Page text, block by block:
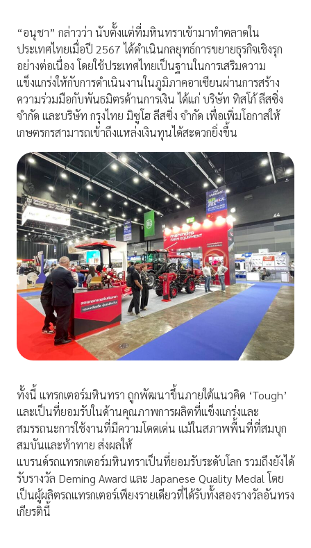
“อนุชา” กล่าวว่า นับตั้งแต่ที่มหินทราเข้ามาทำตลาดใน
ประเทศไทยเมื่อปี 2567 ได้ดำเนินกลยุทธ์การขยายธุรกิจเชิงรุก
อย่างต่อเนื่อง โดยใช้ประเทศไทยเป็นฐานในการเสริมความ
แข็งแกร่งให้กับการดำเนินงานในภูมิภาคอาเซียนผ่านการสร้าง
ความร่วมมือกับพันธมิตรด้านการเงิน ได้แก่ บริษัท ทิสโก้ ลีสซิ่ง
จำกัด และบริษัท กรุงไทย มิซูโฮ ลีสซิ่ง จำกัด เพื่อเพิ่มโอกาสให้
เกษตรกรสามารถเข้าถึงแหล่งเงินทุนได้สะดวกยิ่งขึ้น
ทั้งนี้ แทรกเตอร์มหินทรา ถูกพัฒนาขึ้นภายใต้แนวคิด ‘Tough’
และเป็นที่ยอมรับในด้านคุณภาพการผลิตที่แข็งแกร่งและ
สมรรถนะการใช้งานที่มีความโดดเด่น แม้ในสภาพพื้นที่ที่สมบุก
สมบันและท้าทาย ส่งผลให้
แบรนด์รถแทรกเตอร์มหินทราเป็นที่ยอมรับระดับโลก รวมถึงยังได้
รับรางวัล Deming Award และ Japanese Quality Medal โดย
เป็นผู้ผลิตรถแทรกเตอร์เพียงรายเดียวที่ได้รับทั้งสองรางวัลอันทรง
เกียรตินี้